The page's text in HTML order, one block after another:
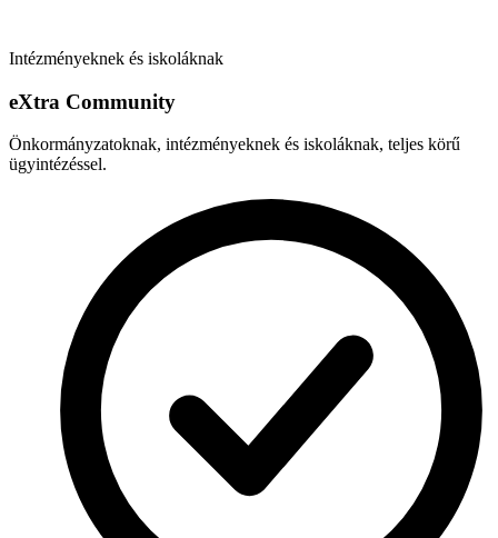
Intézményeknek és iskoláknak
eXtra Community
Önkormányzatoknak, intézményeknek és iskoláknak, teljes körű
ügyintézéssel.